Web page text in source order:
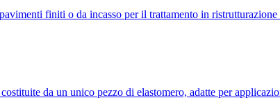
finiti o da incasso per il trattamento in
da un unico pezzo di elastomero, adatte per